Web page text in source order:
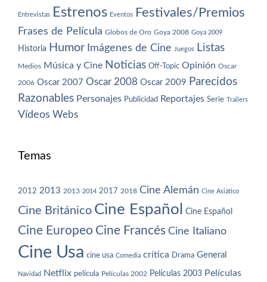
Entrevistas Estrenos Eventos Festivales/Premios
Frases de Película Globos de Oro Goya 2008 Goya 2009
Historia Humor Imágenes de Cine Juegos Listas
Medios Música y Cine Noticias Off-Topic Opinión Oscar
2006 Oscar 2007 Oscar 2008 Oscar 2009 Parecidos
Razonables Personajes Publicidad Reportajes Serie Trailers
Vídeos Webs
Temas
2012 2013 2013 2014 2017 2018 Cine Alemán Cine Asiático
Cine Británico Cine Español Cine Español
Cine Europeo Cine Francés Cine Italiano
Cine Usa cine usa Comedia crítica Drama General
Navidad Netflix película Películas 2002 Películas 2003 Películas